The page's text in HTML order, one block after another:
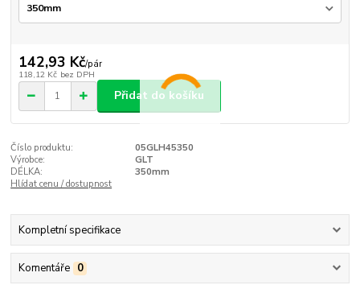
142,93 Kč/pár
118,12 Kč bez DPH
Přidat do košíku
Číslo produktu:
05GLH45350
Výrobce:
GLT
DÉLKA:
350mm
Hlídat cenu / dostupnost
Kompletní specifikace
Komentáře 0